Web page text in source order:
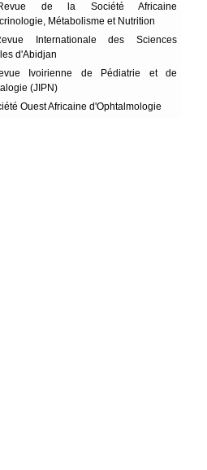
de la Société Africaine
Métabolisme et Nutrition
Internationale des Sciences
d'Abidjan
Ivoirienne de Pédiatrie et de
(JIPN)
Ouest Africaine d'Ophtalmologie